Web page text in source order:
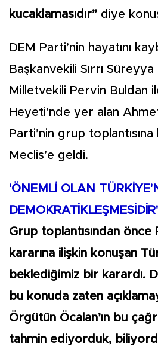
kucaklamasıdır” diye
DEM Parti’nin hayatını
Başkanvekili Sırrı
Milletvekili Pervin Buldan
Heyeti’nde yer alan
Parti’nin grup
Meclis’e geldi.
'ÖNEMLİ OLAN
DEMOKRATİKLEŞMESİDİR'
Grup toplantısından önce
kararına ilişkin konuşan
beklediğimiz bir karardı.
bu konuda zaten
Örgütün Öcalan’ın bu
tahmin ediyorduk,